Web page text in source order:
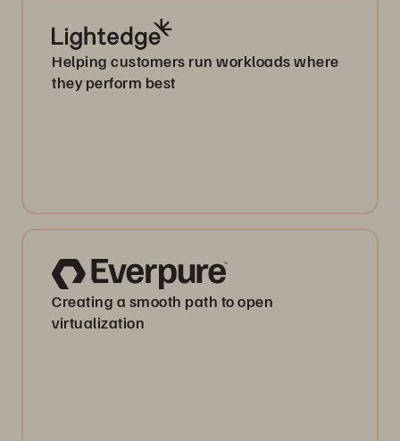
Helping customers run workloads where
they perform best
Creating a smooth path to open
virtualization